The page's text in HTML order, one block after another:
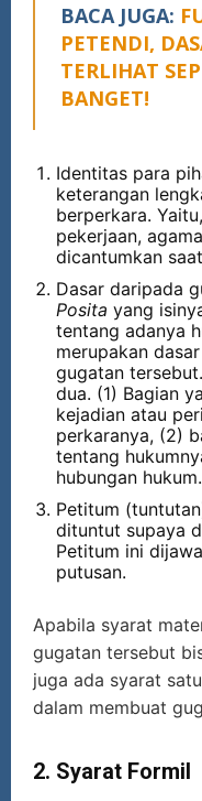
BACA JUGA:
PETENDI,
TERLIHAT
BANGET!
Identitas para
keterangan
berperkara.
pekerjaan,
dicantumkan
Dasar daripada
Posita yang
tentang adanya
merupakan
gugatan
dua. (1) Bagian
kejadian atau
perkaranya, (2)
tentang
hubungan hukum.
Petitum
dituntut supaya
Petitum ini
putusan.
Apabila syarat
gugatan tersebut
juga ada syarat
dalam membuat
2. Syarat Formil